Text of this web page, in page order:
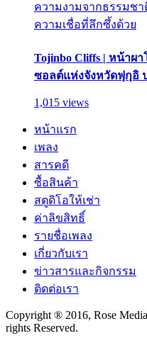
ความงามจากธรรมชา
ความเชื่อที่ลึกซึ้งด้วย
Tojinbo Cliffs | หน้าผ
ซอลต์แห่งจังหวัดฟุกุอิ
1,015 views
หน้าแรก
เพลง
สารคดี
ซื้อสินค้า
สตูดิโอให้เช่า
ค่าลิขสิทธิ์
รายชื่อเพลง
เกี่ยวกับเรา
ข่าวสารและกิจกรรม
ติดต่อเรา
Copyright ® 2016, Rose
rights Reserved.